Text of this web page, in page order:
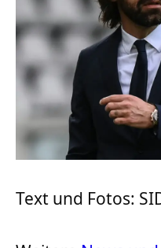
Text und Fotos: